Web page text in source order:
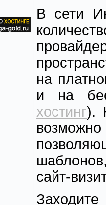
В сети
на
и на
хостинг).
сайт-